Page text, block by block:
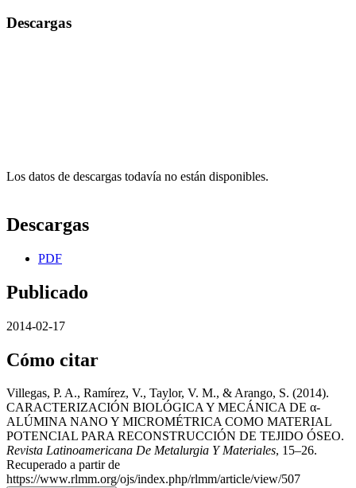
Descargas
Los datos de descargas todavía no están disponibles.
Descargas
PDF
Publicado
2014-02-17
Cómo citar
Villegas, P. A., Ramírez, V., Taylor, V. M., & Arango, S. (2014).
CARACTERIZACIÓN BIOLÓGICA Y MECÁNICA DE α-
ALÚMINA NANO Y MICROMÉTRICA COMO MATERIAL
POTENCIAL PARA RECONSTRUCCIÓN DE TEJIDO ÓSEO.
Revista Latinoamericana De Metalurgia Y Materiales, 15–26.
Recuperado a partir de
https://www.rlmm.org/ojs/index.php/rlmm/article/view/507